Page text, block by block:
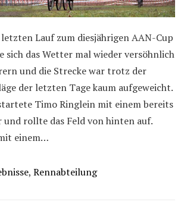
Lauf zum diesjährigen AAN-Cup
sich das Wetter mal wieder versöhnlich
und die Strecke war trotz der
der letzten Tage kaum aufgeweicht.
Timo Ringlein mit einem bereits
rollte das Feld von hinten auf.
einem…
, Rennabteilung